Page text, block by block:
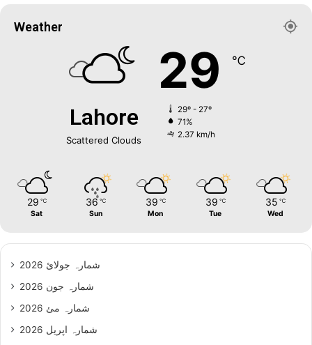
Weather
Lahore
Scattered Clouds
29 ℃
29º - 27º
71%
2.37 km/h
29 ℃
Sat
36 ℃
Sun
39 ℃
Mon
39 ℃
Tue
35 ℃
Wed
شمارہ جولائ 2026
شمارہ جون 2026
شمارہ مئ 2026
شمارہ اپریل 2026